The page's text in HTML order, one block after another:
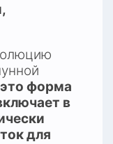
форма
в
для